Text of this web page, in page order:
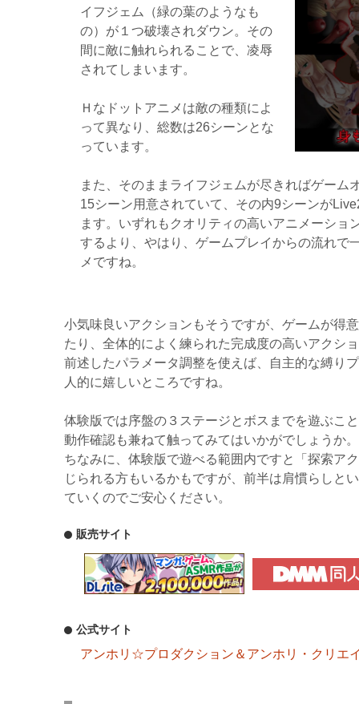
イフジェム（緑の葉のようなも
の）が１つ破壊されダウン。その
間に敵に触れられることで、凌辱
されてしまいます。
Ｈなドットアニメは敵の種類によ
って異なり、総数は26シーンとな
っています。
また、そのままライフジェムが尽きればゲーム
15シーン用意されていて、その内9シーンが
ます。いずれもクオリティの高いアニメーショ
するより、やはり、ゲームプレイからの流れで
メですね。
小気味良いアクションもそうですが、ゲームが得
たり、全体的によく練られた完成度の高いアクシ
前述したパラメータ調整を使えば、自主的な縛り
人的に嬉しいところですね。
体験版では序盤の３ステージとボスまでを遊ぶこ
動作確認も兼ねて触ってみてはいかがでしょうか。
ちなみに、体験版で遊べる範囲内ですと「探索ア
じられる方もいるかもですが、前半は肩慣らしと
ていくのでご安心ください。
販売サイト
公式サイト
アンホリ☆プロダクション＆アンホリ・クリエ